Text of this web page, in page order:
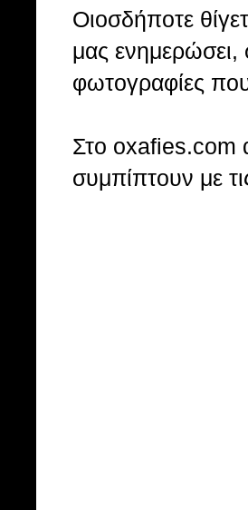
Οιοσδήποτε
μας
φωτογραφίες
Στo oxafies.com
συμπίπτουν με